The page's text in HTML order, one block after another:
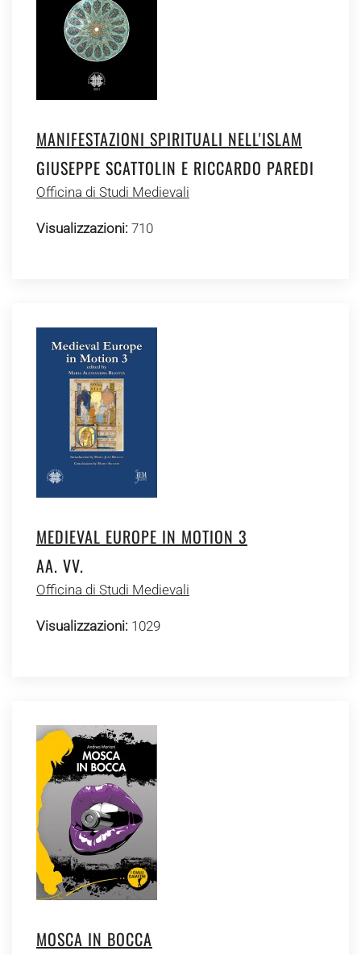
MANIFESTAZIONI SPIRITUALI NELL'ISLAM
GIUSEPPE SCATTOLIN E RICCARDO PAREDI
Officina di Studi Medievali
Visualizzazioni: 710
MEDIEVAL EUROPE IN MOTION 3
AA. VV.
Officina di Studi Medievali
Visualizzazioni: 1029
MOSCA IN BOCCA